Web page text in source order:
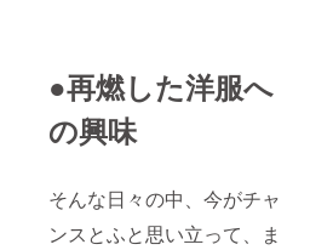
●再燃した洋服へ
の興味
そんな日々の中、今がチャ
ンスとふと思い立って、ま